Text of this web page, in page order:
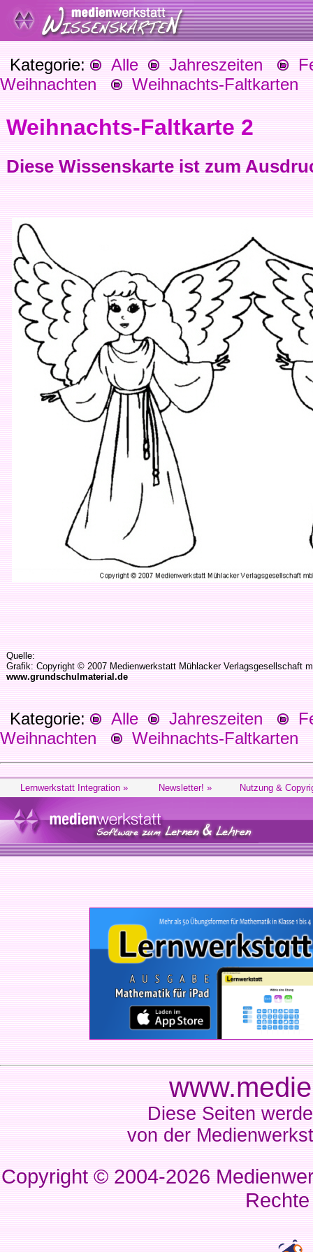
Kategorie: Alle Jahreszeiten
Weihnachten
Weihnachts-Faltkarten
Weihnachts-Faltkarte 2
Diese Wissenskarte ist zum
Quelle:
Grafik: Copyright © 2007 Medienwerkstatt Mühlacker Verlagsgesellschaft
www.grundschulmaterial.de
Kategorie: Alle Jahreszeiten
Weihnachten
Weihnachts-Faltkarten
Lernwerkstatt Integration » Newsletter! » Nutzung &
Diese Seiten
von der
Copyright © 2004-2026